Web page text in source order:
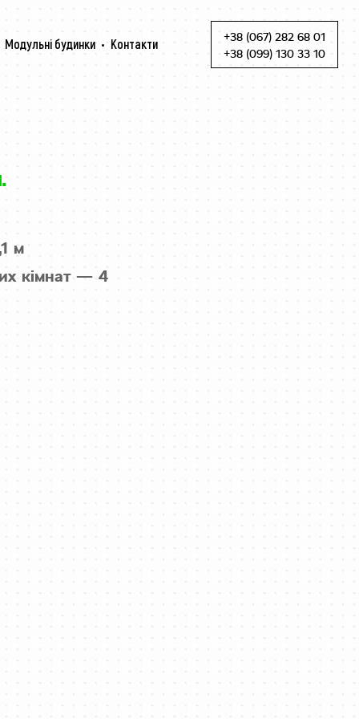
Модульні будинки Контакти Skip to content
+38 (067) 282 68 01
+38 (099) 130 33 10
м
кімнат — 4